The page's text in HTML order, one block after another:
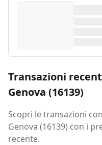
Transazioni
Genova (16139)
Scopri le transazioni
Genova (16139) con i
recente.